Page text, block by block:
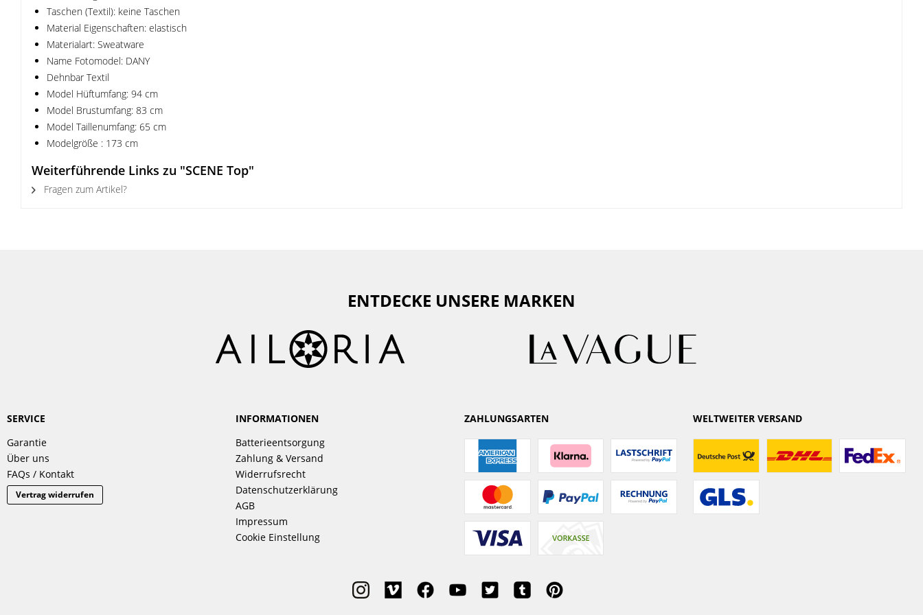
Taschen (Textil): keine Taschen
Material Eigenschaften: elastisch
Materialart: Sweatware
Name Fotomodel: DANY
Dehnbar Textil
Model Hüftumfang: 94 cm
Model Brustumfang: 83 cm
Model Taillenumfang: 65 cm
Modelgröße : 173 cm
Weiterführende Links zu "SCENE Top"
Fragen zum Artikel?
ENTDECKE UNSERE MARKEN
SERVICE
Garantie
Über uns
FAQs / Kontakt
Vertrag widerrufen
INFORMATIONEN
Batterieentsorgung
Zahlung & Versand
Widerrufsrecht
Datenschutzerklärung
AGB
Impressum
Cookie Einstellung
ZAHLUNGSARTEN WELTWEITER VERSAND